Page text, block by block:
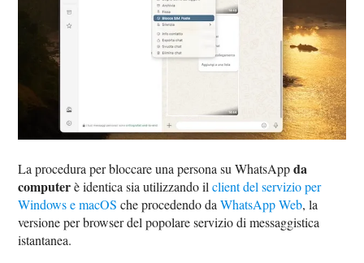
La procedura per bloccare una persona su WhatsAppda
computerè identica sia utilizzando ilclient del servizio per
Windows e macOS che procedendo daWhatsApp Web, la
versione per browser del popolare servizio di messaggistica
istantanea.